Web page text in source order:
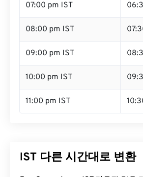
07:00 pm IST
08:00 pm IST
09:00 pm IST
10:00 pm IST
11:00 pm IST
IST 다른 시간대로 변환